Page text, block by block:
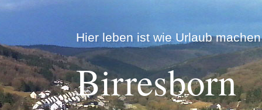
Hier leben ist wie Urlaub
Birresborn